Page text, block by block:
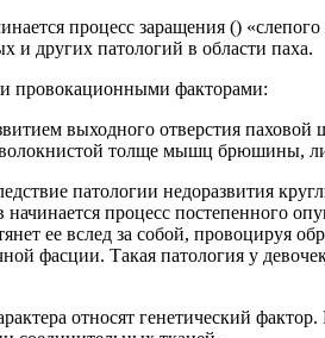
процесс заращения ()
и других патологий в области паха.
провокационными факторами:
выходного отверстия
волокнистой толще мышц брюшины,
патологии недоразвития
процесс постепенного
ее вслед за собой, провоцируя
фасции. Такая патология у
относят генетический